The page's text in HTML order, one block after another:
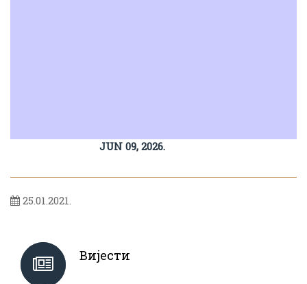
JUN 09, 2026.
25.01.2021.
Вијести